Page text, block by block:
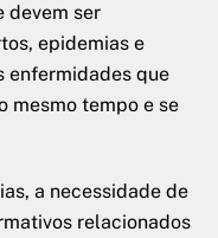
devem ser
epidemias e
enfermidades que
mesmo tempo e se
a necessidade de
relacionados